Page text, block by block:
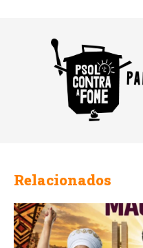
Relacionados